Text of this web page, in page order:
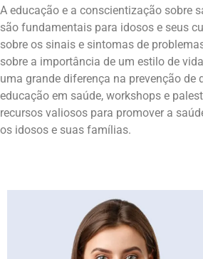
A educação e a conscientização sobre
são fundamentais para idosos e seus
sobre os sinais e sintomas de
sobre a importância de um estilo de
uma grande diferença na prevenção de
educação em saúde, workshops e
recursos valiosos para promover a
os idosos e suas famílias.